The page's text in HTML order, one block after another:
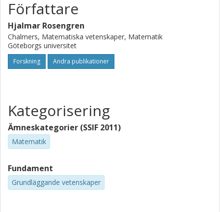
Författare
Hjalmar Rosengren
Chalmers, Matematiska vetenskaper, Matematik
Göteborgs universitet
Forskning Andra publikationer
Kategorisering
Ämneskategorier (SSIF 2011)
Matematik
Fundament
Grundläggande vetenskaper